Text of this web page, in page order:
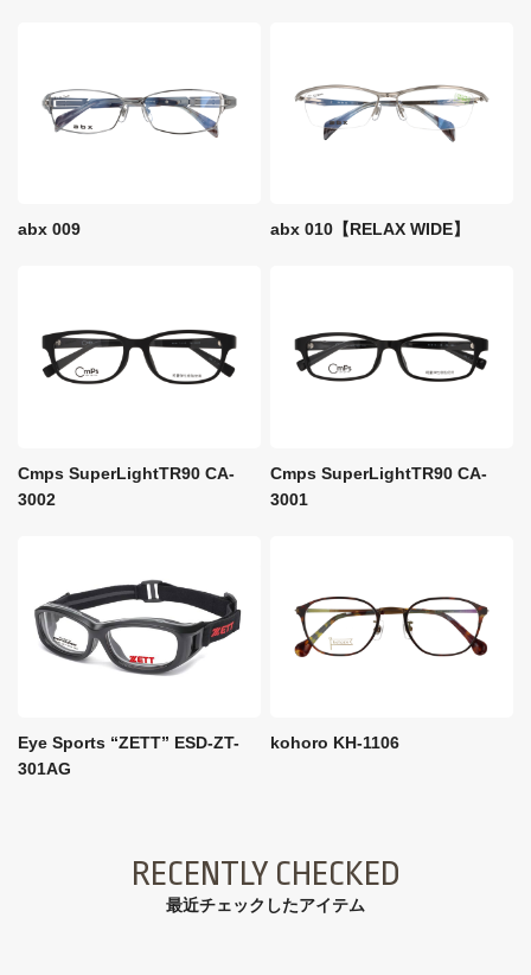
abx 009 abx 010【RELAX WIDE】
Cmps SuperLightTR90 CA-
3002
Cmps SuperLightTR90 CA-
3001
Eye Sports “ZETT” ESD-ZT-
301AG
kohoro KH-1106
RECENTLY CHECKED
最近チェックしたアイテム